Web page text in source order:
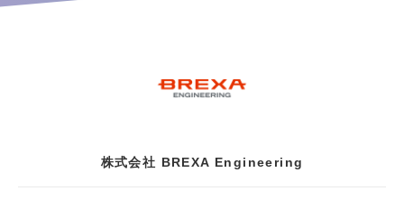
株式会社 BREXA Engineering